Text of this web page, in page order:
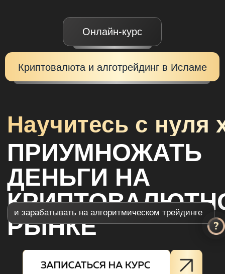
Криптовалюта и алготрейдинг в Исламе
ДЕНЬГИ НА
КРИПТОВАЛЮТНОМ
РЫНКЕ
Онлайн-курс
Научитесь с нуля
и зарабатывать на алгоритмическом трейдинге